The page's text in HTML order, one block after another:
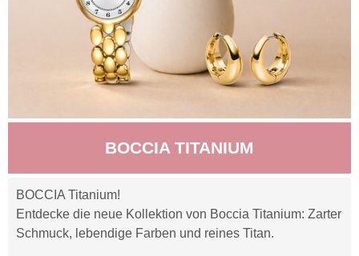
BOCCIA TITANIUM
BOCCIA Titanium!
Entdecke die neue Kollektion von Boccia Titanium: Zarter
Schmuck, lebendige Farben und reines Titan.